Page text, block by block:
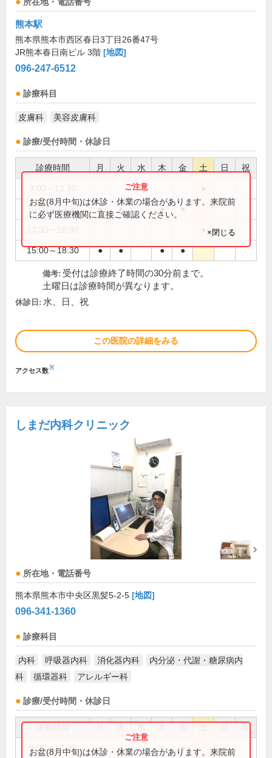
所在地・電話番号
熊本駅
熊本県熊本市西区春日3丁目26番47号
JR熊本春日南ビル 3階 [地図]
096-247-6512
診療科目
皮膚科 美容皮膚科
診療/受付時間・休診日
診療時間 月 火 水 木 金 土 日 祝
10:00～13:30 ● ● ● ●
15:00～18:30 ● ● ● ●
お盆(8月中旬)は休診・休業の場合があります。来院前
に必ず医療機関に直接ご確認ください。
×閉じる
備考: 受付は診療終了時間の30分前まで。
土曜日は診療時間が異なります。
休診日: 水、日、祝
この医院の詳細をみる
アクセス数※
しまだ内科クリニック
所在地・電話番号
熊本県熊本市中央区黒髪5-2-5 [地図]
096-341-1360
診療科目
内科 呼吸器内科 消化器内科
内分泌・代謝・糖尿病内
科
循環器科 アレルギー科
診療/受付時間・休診日
祝
9:00～12:30 ● ● ● ●
お盆(8月中旬)は休診・休業の場合があります。来院前